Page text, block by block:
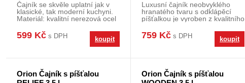
Čajník se skvěle uplatní jak v
klasické, tak moderní kuchyni.
Materiál: kvalitní nerezová ocel
599 Kč s DPH koupit
Luxusní čajník neobvyklého
hranatého tvaru s odklápěcí
píšťalkou je vyroben z kvalitního
759 Kč s DPH koupit
Orion Čajník s píšťalou
Orion Čajník s píšťalou